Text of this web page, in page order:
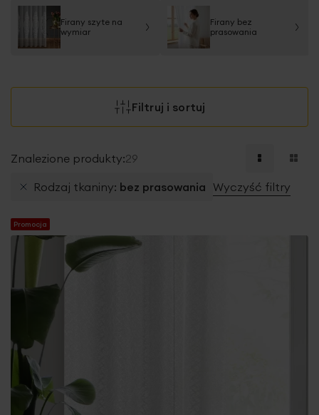
Firany szyte na
wymiar
Firany bez
prasowania
Filtruj i sortuj
Znalezione produkty:29
Rodzaj tkaniny bez prasowania Wyczyść filtry
Promocja